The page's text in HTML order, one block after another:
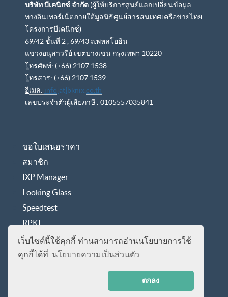
เว็บไซต์นี้ใช้คุกกี้ ท่านสามารถอ่านนโยบายการใช้
คุกกี้ได้ที่ นโยบายความเป็นส่วนตัว
ตกลง
บริษัท บีเคนิกซ์ จำกัด (ผู้ให้บริการศูนย์แลกเปลี่ยนข้อมูล
ทางอินเทอร์เน็ตภายใต้มูลนิธิศูนย์สารสนเทศเครือข่ายไทย
โครงการบีเคนิกซ์)
69/42 ชั้นที่ 2 , 69/43 ถ.พหลโยธิน
แขวงอนุสาวรีย์ เขตบางเขน กรุงเทพฯ 10220
โทรศัพท์: (+66) 2107 1538
โทรสาร: (+66) 2107 1539
อีเมล: info[at]bknix.co.th
เลขประจำตัวผู้เสียภาษี : 0105557035841
ขอใบเสนอราคา
สมาชิก
IXP Manager
Looking Glass
Speedtest
RPKI
นโยบายการคุ้มครองข้อมูลส่วนบุคคล